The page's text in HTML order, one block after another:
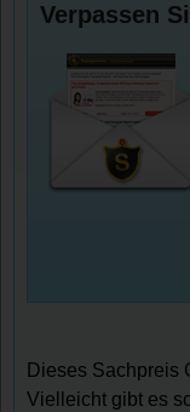
Verpassen
Dieses Sachpreis
Vielleicht gibt es